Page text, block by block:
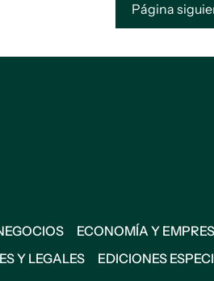
Página
ECONOMÍA Y
Y LEGALES EDICIONES